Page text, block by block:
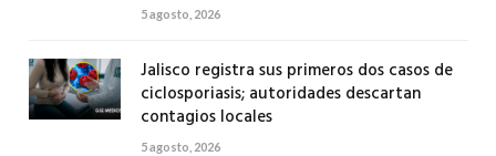
5 agosto, 2026
Jalisco registra sus primeros dos casos de
ciclosporiasis; autoridades descartan
contagios locales
5 agosto, 2026